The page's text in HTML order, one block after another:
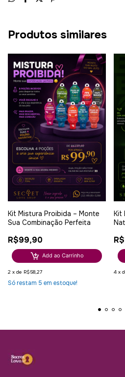
Produtos similares
Kit Mistura Proibida – Monte
Sua Combinação Perfeita
R$99,90
Add ao Carrinho
2 x de R$58,27
Só restam 5 em estoque!
Kit
4 x